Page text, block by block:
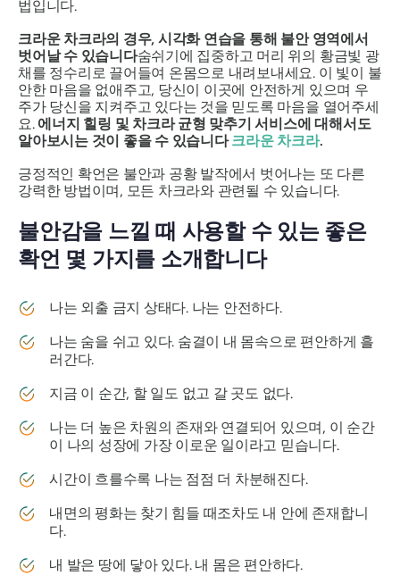
법입니다.
크라운 차크라의 경우, 시각화 연습을 통해 불안 영역에서
벗어날 수 있습니다숨쉬기에 집중하고 머리 위의 황금빛 광
채를 정수리로 끌어들여 온몸으로 내려보내세요. 이 빛이 불
안한 마음을 없애주고, 당신이 이곳에 안전하게 있으며 우
주가 당신을 지켜주고 있다는 것을 믿도록 마음을 열어주세
요. 에너지 힐링 및 차크라 균형 맞추기 서비스에 대해서도
알아보시는 것이 좋을 수 있습니다크라운 차크라.
긍정적인 확언은 불안과 공황 발작에서 벗어나는 또 다른
강력한 방법이며, 모든 차크라와 관련될 수 있습니다.
불안감을 느낄 때 사용할 수 있는 좋은
확언 몇 가지를 소개합니다
나는 외출 금지 상태다. 나는 안전하다.
나는 숨을 쉬고 있다. 숨결이 내 몸속으로 편안하게 흘
러간다.
지금 이 순간, 할 일도 없고 갈 곳도 없다.
나는 더 높은 차원의 존재와 연결되어 있으며, 이 순간
이 나의 성장에 가장 이로운 일이라고 믿습니다.
시간이 흐를수록 나는 점점 더 차분해진다.
내면의 평화는 찾기 힘들 때조차도 내 안에 존재합니
다.
내 발은 땅에 닿아 있다. 내 몸은 편안하다.